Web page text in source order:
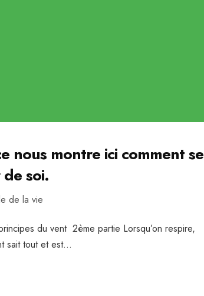
nous montre ici comment se
soi.
de la vie
du vent 2ème partie Lorsqu’on respire,
sait tout et est...